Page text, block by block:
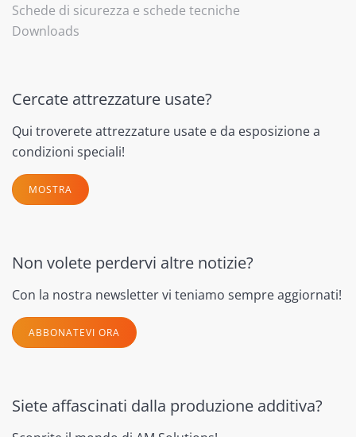
Schede di sicurezza e schede tecniche
Downloads
Cercate attrezzature usate?
Qui troverete attrezzature usate e da esposizione a
condizioni speciali!
MOSTRA
Non volete perdervi altre notizie?
Con la nostra newsletter vi teniamo sempre aggiornati!
ABBONATEVI ORA
Siete affascinati dalla produzione additiva?